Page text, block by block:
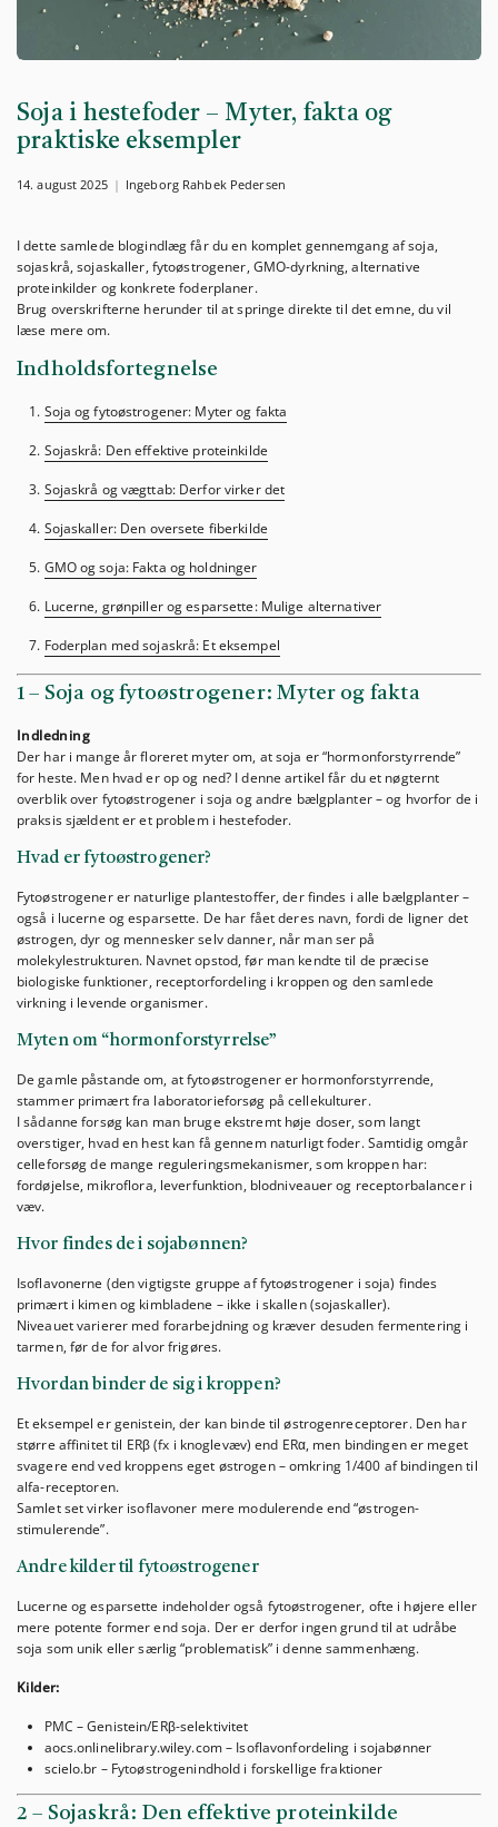
Soja i hestefoder – Myter, fakta og
praktiske eksempler
14. august 2025 Ingeborg Rahbek Pedersen
I dette samlede blogindlæg får du en komplet gennemgang af soja,
sojaskrå, sojaskaller, fytoøstrogener, GMO-dyrkning, alternative
proteinkilder og konkrete foderplaner.
Brug overskrifterne herunder til at springe direkte til det emne, du vil
læse mere om.
Indholdsfortegnelse
Soja og fytoøstrogener: Myter og fakta
Sojaskrå: Den effektive proteinkilde
Sojaskrå og vægttab: Derfor virker det
Sojaskaller: Den oversete fiberkilde
GMO og soja: Fakta og holdninger
Lucerne, grønpiller og esparsette: Mulige alternativer
Foderplan med sojaskrå: Et eksempel
1 – Soja og fytoøstrogener: Myter og fakta
Indledning
Der har i mange år floreret myter om, at soja er “hormonforstyrrende”
for heste. Men hvad er op og ned? I denne artikel får du et nøgternt
overblik over fytoøstrogener i soja og andre bælgplanter – og hvorfor de i
praksis sjældent er et problem i hestefoder.
Hvad er fytoøstrogener?
Fytoøstrogener er naturlige plantestoffer, der findes i alle bælgplanter –
også i lucerne og esparsette. De har fået deres navn, fordi de ligner det
østrogen, dyr og mennesker selv danner, når man ser på
molekylestrukturen. Navnet opstod, før man kendte til de præcise
biologiske funktioner, receptorfordeling i kroppen og den samlede
virkning i levende organismer.
Myten om “hormonforstyrrelse”
De gamle påstande om, at fytoøstrogener er hormonforstyrrende,
stammer primært fra laboratorieforsøg på cellekulturer.
I sådanne forsøg kan man bruge ekstremt høje doser, som langt
overstiger, hvad en hest kan få gennem naturligt foder. Samtidig omgår
celleforsøg de mange reguleringsmekanismer, som kroppen har:
fordøjelse, mikroflora, leverfunktion, blodniveauer og receptorbalancer i
væv.
Hvor findes de i sojabønnen?
Isoflavonerne (den vigtigste gruppe af fytoøstrogener i soja) findes
primært i kimen og kimbladene – ikke i skallen (sojaskaller).
Niveauet varierer med forarbejdning og kræver desuden fermentering i
tarmen, før de for alvor frigøres.
Hvordan binder de sig i kroppen?
Et eksempel er genistein, der kan binde til østrogenreceptorer. Den har
større affinitet til ERβ (fx i knoglevæv) end ERα, men bindingen er meget
svagere end ved kroppens eget østrogen – omkring 1/400 af bindingen til
alfa-receptoren.
Samlet set virker isoflavoner mere modulerende end “østrogen-
stimulerende”.
Andre kilder til fytoøstrogener
Lucerne og esparsette indeholder også fytoøstrogener, ofte i højere eller
mere potente former end soja. Der er derfor ingen grund til at udråbe
soja som unik eller særlig “problematisk” i denne sammenhæng.
Kilder:
PMC – Genistein/ERβ-selektivitet
aocs.onlinelibrary.wiley.com – Isoflavonfordeling i sojabønner
scielo.br – Fytoøstrogenindhold i forskellige fraktioner
2 – Sojaskrå: Den effektive proteinkilde